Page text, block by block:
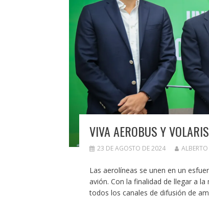
VIVA AEROBUS Y
23 DE AGOSTO DE 2024
Las aerolíneas se unen en un
avión. Con la finalidad de llegar a
todos los canales de difusión de